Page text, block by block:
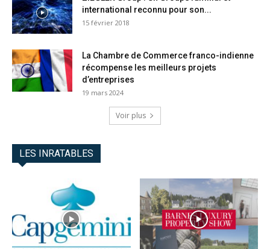
international reconnu pour son...
15 février 2018
La Chambre de Commerce franco-indienne
récompense les meilleurs projets
d’entreprises
19 mars 2024
Voir plus
LES INRATABLES